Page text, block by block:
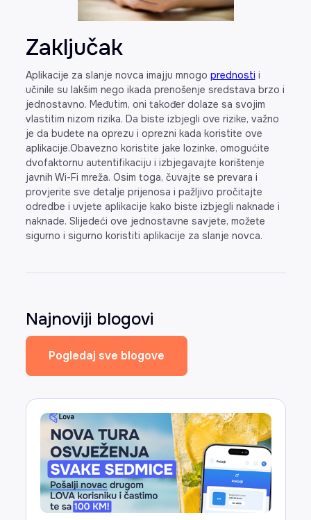
Zaključak
Aplikacije za slanje novca imajju mnogo prednosti i
učinile su lakšim nego ikada prenošenje sredstava brzo i
jednostavno. Međutim, oni također dolaze sa svojim
vlastitim nizom rizika. Da biste izbjegli ove rizike, važno
je da budete na oprezu i oprezni kada koristite ove
aplikacije.Obavezno koristite jake lozinke, omogućite
dvofaktornu autentifikaciju i izbjegavajte korištenje
javnih Wi-Fi mreža. Osim toga, čuvajte se prevara i
provjerite sve detalje prijenosa i pažljivo pročitajte
odredbe i uvjete aplikacije kako biste izbjegli naknade i
naknade. Slijedeći ove jednostavne savjete, možete
sigurno i sigurno koristiti aplikacije za slanje novca.
Najnoviji blogovi
Pogledaj sve blogove